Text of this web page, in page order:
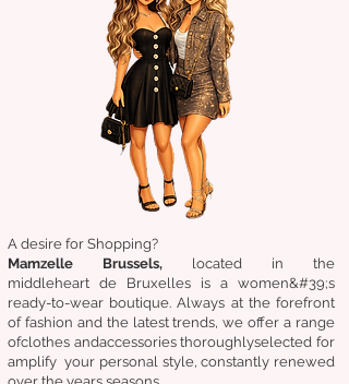
A desire for Shopping?
Mamzelle Brussels, located in the
middleheart de Bruxelles is a women&#39;s
ready-to-wear boutique. Always at the forefront
of fashion and the latest trends, we offer a range
ofclothes andaccessories thoroughlyselected for
amplify your personal style, constantly renewed